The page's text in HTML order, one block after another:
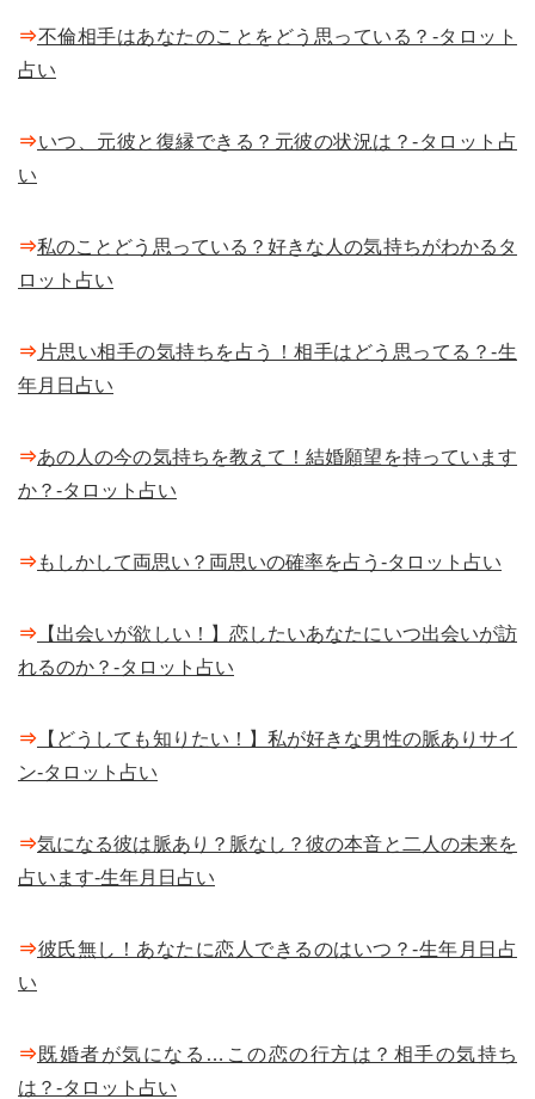
⇒不倫相手はあなたのことをどう思っている？-タロット
占い
⇒いつ、元彼と復縁できる？元彼の状況は？-タロット占
い
⇒私のことどう思っている？好きな人の気持ちがわかるタ
ロット占い
⇒ 片思い相手の気持ちを占う！相手はどう思ってる？-生
年月日占い
⇒あの人の今の気持ちを教えて！結婚願望を持っています
か？-タロット占い
⇒もしかして両思い？両思いの確率を占う-タロット占い
⇒ 【出会いが欲しい！】恋したいあなたにいつ出会いが訪
れるのか？-タロット占い
⇒ 【どうしても知りたい！】私が好きな男性の脈ありサイ
ン-タロット占い
⇒気になる彼は脈あり？脈なし？彼の本音と二人の未来を
占います-生年月日占い
⇒彼氏無し！あなたに恋人できるのはいつ？-生年月日占
い
⇒既婚者が気になる…この恋の行方は？相手の気持ち
は？-タロット占い